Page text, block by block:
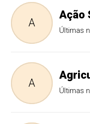
A
Ação
Últimas
A
Últimas